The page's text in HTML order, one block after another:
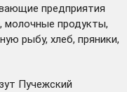
предприятия
молочные продукты,
рыбу, хлеб, пряники,
Пучежский